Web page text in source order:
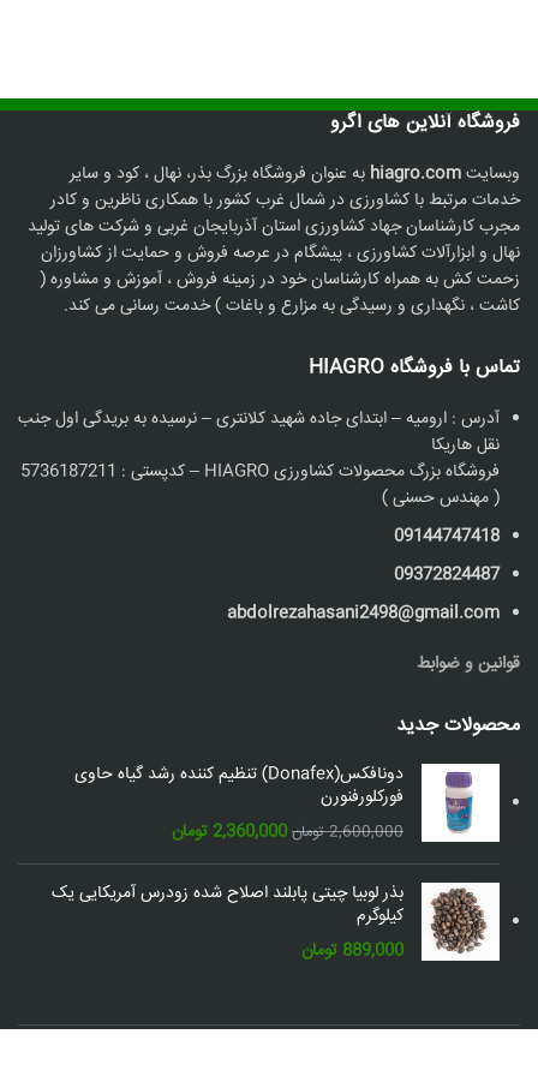
فروشگاه آنلاین های اگرو
وبسایتhiagro.com به عنوان فروشگاه بزرگ بذر، نهال ، کود و سایر
خدمات مرتبط با کشاورزی در شمال غرب کشور با همکاری ناظرین و کادر
مجرب کارشناسان جهاد کشاورزی استان آذربایجان غربی و شرکت های تولید
نهال و ابزارآلات کشاورزی ، پیشگام در عرصه فروش و حمایت از کشاورزان
زحمت کش به همراه کارشناسان خود در زمینه فروش ، آموزش و مشاوره (
کاشت ، نگهداری و رسیدگی به مزارع و باغات ) خدمت رسانی می کند.
تماس با فروشگاه HIAGRO
آدرس : ارومیه – ابتدای جاده شهید کلانتری – نرسیده به بریدگی اول جنب
نقل هاریکا
فروشگاه بزرگ محصولات کشاورزی HIAGRO – کدپستی : 5736187211
( مهندس حسنی )
09144747418
09372824487
abdolrezahasani2498@gmail.com
قوانین و ضوابط
محصولات جدید
دونافکس(Donafex) تنظیم کننده رشد گیاه حاوی
فورکلورفنورن
2,600,000 تومان قیمت
اصلی:
2,600,000 تومان
2,360,000 تومانقیمت
فعلی:
2,360,000 تومان.
بذر لوبیا چیتی پابلند اصلاح شده زودرس آمریکایی یک
کیلوگرم
889,000 تومان